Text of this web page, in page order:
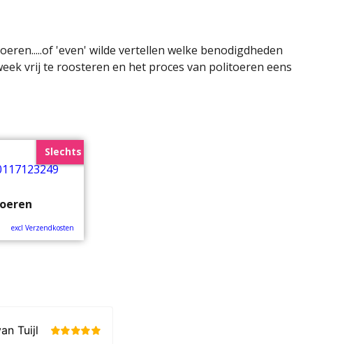
'even' wilde vertellen welke benodigdheden
vrij te roosteren en het proces van politoeren eens
Slechts
excl Verzendkosten